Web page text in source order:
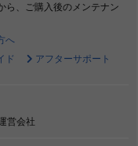
ら、ご購入後のメンテナン
へ
ド
アフターサポート
営会社